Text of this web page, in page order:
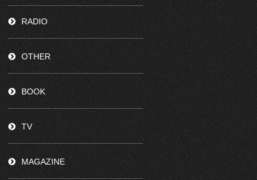
RADIO
OTHER
BOOK
TV
MAGAZINE